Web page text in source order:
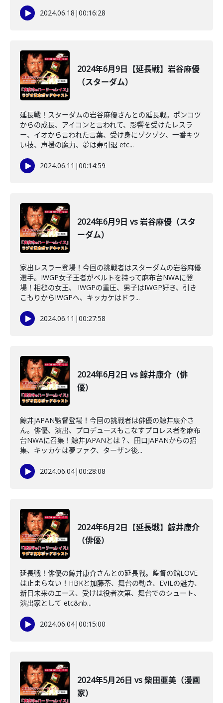
2024.06.18 |00:16:28
2024年6月9日【延長戦】岩谷麻優
（スターダム）
延長戦！スターダムの岩谷麻優さんとの延長戦。ポンコツ
からの成長、アイコンと言われて、影響を受けたレスラ
ー、イオから言われた言葉、受け身にゾクゾク、一番キツ
い技、声援の魔力、夢は寿引退 etc...
2024.06.11 |00:14:59
2024年6月9日 vs 岩谷麻優（スタ
ーダム）
家出レスラー登場！今回の挑戦者はスターダムの岩谷麻優
選手。IWGP女子王者がベルトを持って麻布台NWAに登
場！相槌の女王、 IWGPの重圧、男子はIWGP好き、引き
こもりからIWGPへ、キッカケはドラ...
2024.06.11 |00:27:58
2024年6月2日 vs 鯨井康介（俳
優）
鯨井JAPAN監督登場！今回の挑戦者は俳優の鯨井康介さ
ん。俳優、演出、プロデュースもこなすプロレス者を麻布
台NWAに召集！鯨井JAPANとは？、田口JAPANからの招
集、キッカケは夢ファク、ターザン後...
2024.06.04|00:28:08
2024年6月2日【延長戦】鯨井康介
（俳優）
延長戦！俳優の鯨井康介さんとの延長戦。監督の館LOVE
は止まらない！HBKと加藤茶、舞台の動き、EVILの魅力、
新日未来のエース、受けは役者次第、舞台でのシュート、
演出家として etc&nb...
2024.06.04|00:15:00
2024年5月26日 vs 柴田亜美（漫画
家）